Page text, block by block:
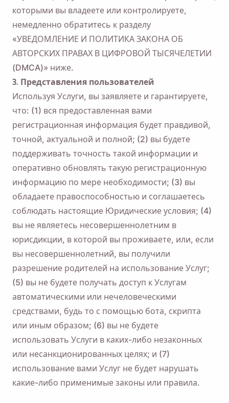
которыми вы владеете или контролируете,
немедленно обратитесь к разделу
«УВЕДОМЛЕНИЕ И ПОЛИТИКА ЗАКОНА ОБ
АВТОРСКИХ ПРАВАХ В ЦИФРОВОЙ ТЫСЯЧЕЛЕТИИ
(DMCA)» ниже.
3. Представления пользователей
Используя Услуги, вы заявляете и гарантируете,
что: (1) вся предоставленная вами
регистрационная информация будет правдивой,
точной, актуальной и полной; (2) вы будете
поддерживать точность такой информации и
оперативно обновлять такую ​​регистрационную
информацию по мере необходимости; (3) вы
обладаете правоспособностью и соглашаетесь
соблюдать настоящие Юридические условия; (4)
вы не являетесь несовершеннолетним в
юрисдикции, в которой вы проживаете, или, если
вы несовершеннолетний, вы получили
разрешение родителей на использование Услуг;
(5) вы не будете получать доступ к Услугам
автоматическими или нечеловеческими
средствами, будь то с помощью бота, скрипта
или иным образом; (6) вы не будете
использовать Услуги в каких-либо незаконных
или несанкционированных целях; и (7)
использование вами Услуг не будет нарушать
какие-либо применимые законы или правила.